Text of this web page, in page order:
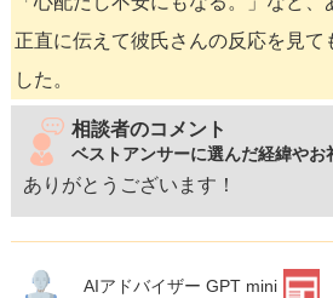
正直に伝えて彼氏さんの反応を見て
した。
相談者のコメント
ベストアンサーに選んだ経緯やお
ありがとうございます！
AIアドバイザー GPT mini